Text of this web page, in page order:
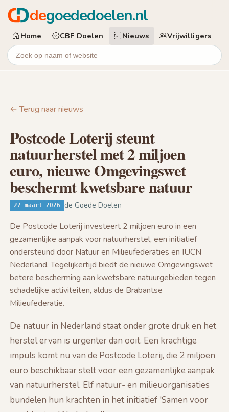
degoededoelen.nl
Home CBF Doelen Nieuws Vrijwilligers
← Terug naar nieuws
Postcode Loterij steunt
natuurherstel met 2 miljoen
euro, nieuwe Omgevingswet
beschermt kwetsbare natuur
27 maart 2026 de Goede Doelen
De Postcode Loterij investeert 2 miljoen euro in een
gezamenlijke aanpak voor natuurherstel, een initiatief
ondersteund door Natuur en Milieufederaties en IUCN
Nederland. Tegelijkertijd biedt de nieuwe Omgevingswet
betere bescherming aan kwetsbare natuurgebieden tegen
schadelijke activiteiten, aldus de Brabantse
Milieufederatie.
De natuur in Nederland staat onder grote druk en het
herstel ervan is urgenter dan ooit. Een krachtige
impuls komt nu van de Postcode Loterij, die 2 miljoen
euro beschikbaar stelt voor een gezamenlijke aanpak
van natuurherstel. Elf natuur- en milieuorganisaties
bundelen hun krachten in het initiatief 'Samen voor